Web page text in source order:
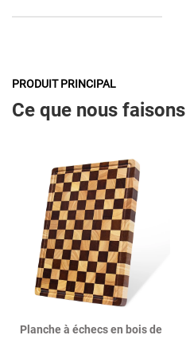
PRODUIT PRINCIPAL
Ce que nous faisons
Planche à échecs en bois de